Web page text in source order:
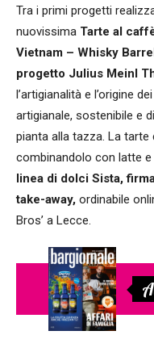
Tra i primi progetti
nuovissima Tarte al
Vietnam – Whisky
progetto Julius Meinl
l’artigianalità e l’origine
artigianale, sostenibile e
pianta alla tazza. La tarte
combinandolo con latte
linea di dolci Sista,
take-away, ordinabile
Bros’ a Lecce.